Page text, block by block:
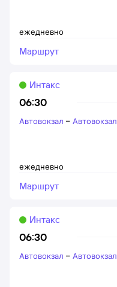
ежедневно
Маршрут
06:30
Интакс
ежедневно
Автовокзал – Автовокзал
Маршрут
06:30
Интакс
Автовокзал – Автовокзал